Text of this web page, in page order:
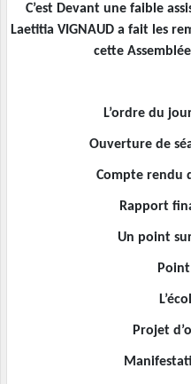
C’est Devant une faible
Laetitia VIGNAUD a fait les
cette
L’ordre du
Ouverture de
Compte rendu
Rapport
Un point sur
Point
L’école
Projet